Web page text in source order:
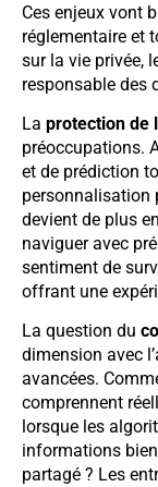
Ces enjeux vont
réglementaire et
sur la vie privée,
responsable des
La protection de
préoccupations.
et de prédiction
personnalisation
devient de plus
naviguer avec
sentiment de
offrant une
La question du
dimension avec
avancées.
comprennent
lorsque les
informations
partagé ? Les